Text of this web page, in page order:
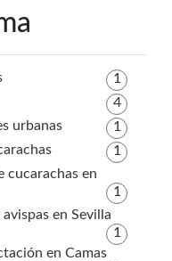
1
4
urbanas
1
1
cucarachas en
1
en Sevilla
1
en Camas